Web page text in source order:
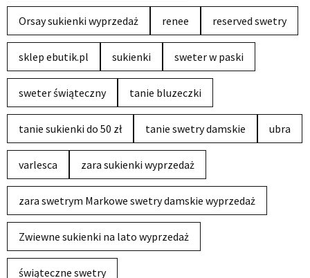
Orsay sukienki wyprzedaż renee reserved swetry
sklep ebutik.pl sukienki sweter w paski
sweter świąteczny tanie bluzeczki
tanie sukienki do 50 zł tanie swetry damskie ubra
varlesca zara sukienki wyprzedaż
zara swetrym Markowe swetry damskie wyprzedaż
Zwiewne sukienki na lato wyprzedaż
świąteczne swetry